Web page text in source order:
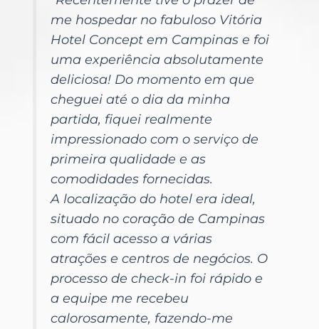
me hospedar no fabuloso Vitória
Hotel Concept em Campinas e foi
uma experiência absolutamente
deliciosa! Do momento em que
cheguei até o dia da minha
partida, fiquei realmente
impressionado com o serviço de
primeira qualidade e as
comodidades fornecidas.
A localização do hotel era ideal,
situado no coração de Campinas
com fácil acesso a várias
atrações e centros de negócios. O
processo de check-in foi rápido e
a equipe me recebeu
calorosamente, fazendo-me